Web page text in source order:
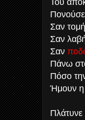
Του
Σαν
Σαν
Σαν
Πάνω
Πόσο
Ήμουν η